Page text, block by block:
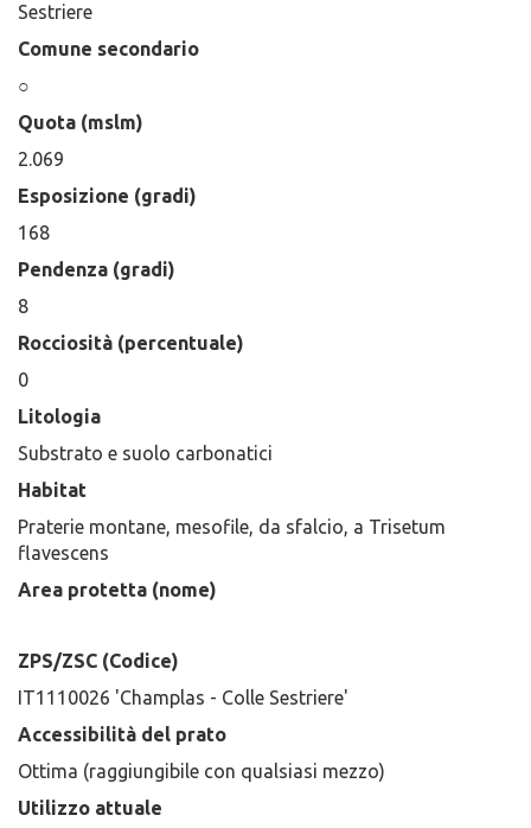
Sestriere
Comune secondario
○
Quota (mslm)
2.069
Esposizione (gradi)
168
Pendenza (gradi)
8
Rocciosità (percentuale)
0
Litologia
Substrato e suolo carbonatici
Habitat
Praterie montane, mesofile, da sfalcio, a Trisetum
flavescens
Area protetta (nome)
ZPS/ZSC (Codice)
IT1110026 'Champlas - Colle Sestriere'
Accessibilità del prato
Ottima (raggiungibile con qualsiasi mezzo)
Utilizzo attuale